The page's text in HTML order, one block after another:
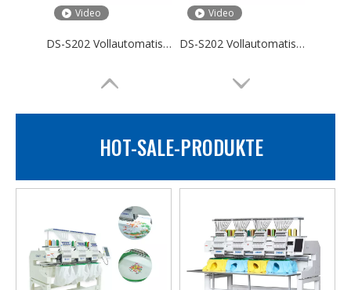
Video
DS-S202 Vollautomatische Stoff-Strass-Maschine, Kristall-Ultraschall-Hotfix-Einstellmaschine
Video
DS-S202 Vollautomatische Stoff-Strass-Maschine, Kristall-Ultraschall-Hotfix-Einstellmaschine
Video Video
DS-S201 Halbautomatische Ultraschall-Strass-Heißfixiermaschine für Textilbekleidung
HOT-SALE-PRODUKTE